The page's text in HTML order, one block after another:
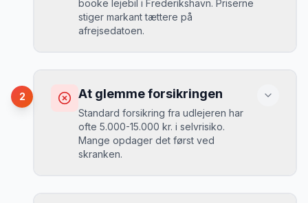
booke lejebil i Frederikshavn. Priserne
stiger markant tættere på
afrejsedatoen.
Du betaler 30-50% mere, og de bedste
biler er udsolgt.
Løsning
2 At glemme forsikringen
Standard forsikring fra udlejeren har
ofte 5.000-15.000 kr. i selvrisiko.
Mange opdager det først ved
skranken.